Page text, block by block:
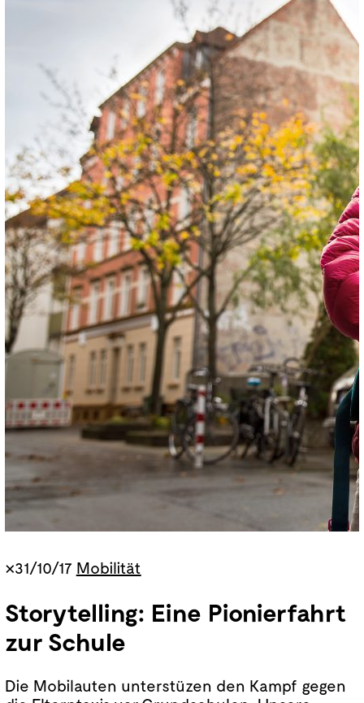
×31/10/17 Mobilität
Storytelling: Eine Pionierfahrt
zur Schule
Die Mobilauten unterstüzen den Kampf gegen